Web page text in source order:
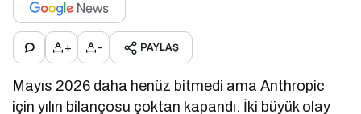
+ - PAYLAŞ
Mayıs 2026 daha henüz bitmedi ama Anthropic
için yılın bilançosu çoktan kapandı. İki büyük olay